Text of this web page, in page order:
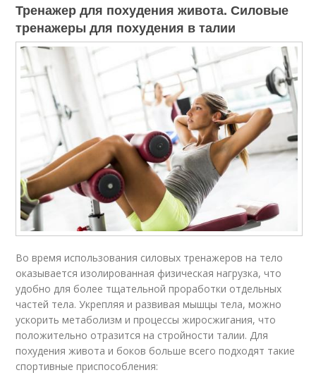
Тренажер для похудения живота. Силовые
тренажеры для похудения в талии
Во время использования силовых тренажеров на тело
оказывается изолированная физическая нагрузка, что
удобно для более тщательной проработки отдельных
частей тела. Укрепляя и развивая мышцы тела, можно
ускорить метаболизм и процессы жиросжигания, что
положительно отразится на стройности талии. Для
похудения живота и боков больше всего подходят такие
спортивные приспособления: